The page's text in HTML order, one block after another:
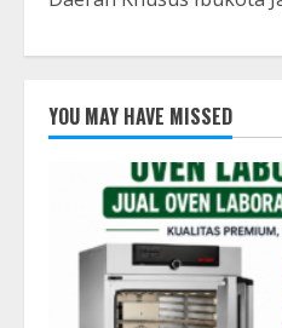
YOU MAY HAVE MISSED